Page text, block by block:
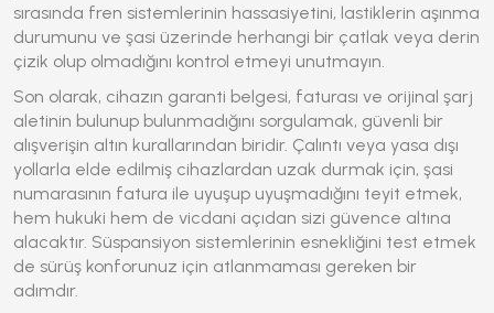
sırasında fren sistemlerinin hassasiyetini, lastiklerin aşınma
durumunu ve şasi üzerinde herhangi bir çatlak veya derin
çizik olup olmadığını kontrol etmeyi unutmayın.
Son olarak, cihazın garanti belgesi, faturası ve orijinal şarj
aletinin bulunup bulunmadığını sorgulamak, güvenli bir
alışverişin altın kurallarından biridir. Çalıntı veya yasa dışı
yollarla elde edilmiş cihazlardan uzak durmak için, şasi
numarasının fatura ile uyuşup uyuşmadığını teyit etmek,
hem hukuki hem de vicdani açıdan sizi güvence altına
alacaktır. Süspansiyon sistemlerinin esnekliğini test etmek
de sürüş konforunuz için atlanmaması gereken bir
adımdır.